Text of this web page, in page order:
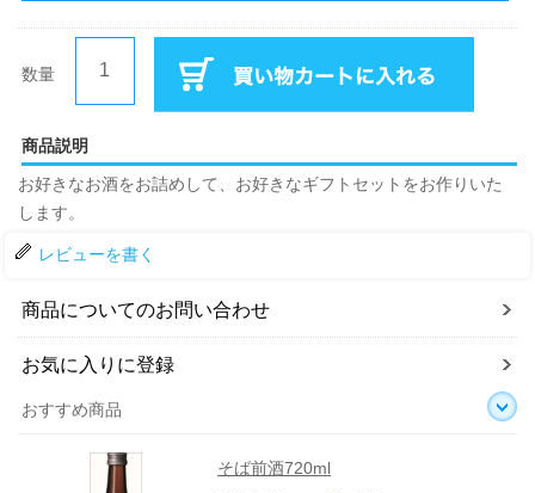
数量
商品説明
お好きなお酒をお詰めして、お好きなギフトセットをお作りいた
します。
レビューを書く
商品についてのお問い合わせ
お気に入りに登録
おすすめ商品
そば前酒720ml